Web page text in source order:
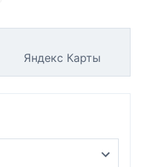
Яндекс Карты